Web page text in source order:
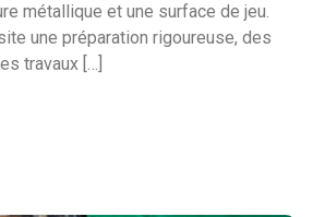
métallique et une surface de jeu.
une préparation rigoureuse, des
travaux […]